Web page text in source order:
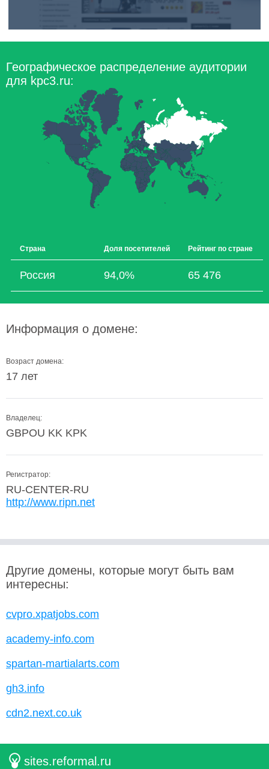
Географическое распределение аудитории
для kpc3.ru:
Страна Доля посетителей Рейтинг по стране
Россия 94,0% 65 476
Информация о домене:
Возраст домена:
17 лет
Владелец:
GBPOU KK KPK
Регистратор:
RU-CENTER-RU
http://www.ripn.net
Другие домены, которые могут быть вам
интересны:
cvpro.xpatjobs.com
academy-info.com
spartan-martialarts.com
gh3.info
cdn2.next.co.uk
sites.reformal.ru